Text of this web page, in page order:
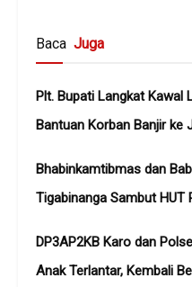
Baca Juga
Plt. Bupati Langkat Kawal
Bantuan Korban Banjir ke
Bhabinkamtibmas dan
Tigabinanga Sambut HUT
DP3AP2KB Karo dan
Anak Terlantar, Kembali